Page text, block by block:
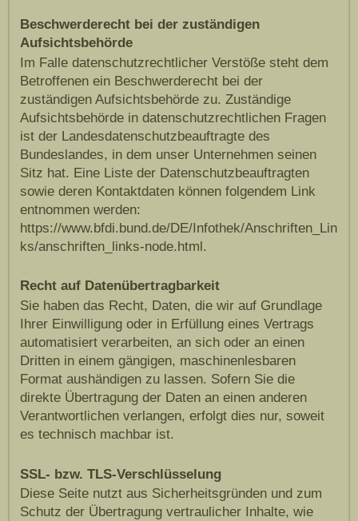
Beschwerderecht bei der zuständigen
Aufsichtsbehörde
Im Falle datenschutzrechtlicher Verstöße steht dem
Betroffenen ein Beschwerderecht bei der
zuständigen Aufsichtsbehörde zu. Zuständige
Aufsichtsbehörde in datenschutzrechtlichen Fragen
ist der Landesdatenschutzbeauftragte des
Bundeslandes, in dem unser Unternehmen seinen
Sitz hat. Eine Liste der Datenschutzbeauftragten
sowie deren Kontaktdaten können folgendem Link
entnommen werden:
https://www.bfdi.bund.de/DE/Infothek/Anschriften_Lin
ks/anschriften_links-node.html.
Recht auf Datenübertragbarkeit
Sie haben das Recht, Daten, die wir auf Grundlage
Ihrer Einwilligung oder in Erfüllung eines Vertrags
automatisiert verarbeiten, an sich oder an einen
Dritten in einem gängigen, maschinenlesbaren
Format aushändigen zu lassen. Sofern Sie die
direkte Übertragung der Daten an einen anderen
Verantwortlichen verlangen, erfolgt dies nur, soweit
es technisch machbar ist.
SSL- bzw. TLS-Verschlüsselung
Diese Seite nutzt aus Sicherheitsgründen und zum
Schutz der Übertragung vertraulicher Inhalte, wie